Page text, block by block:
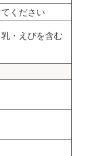
ください
・えびを含む